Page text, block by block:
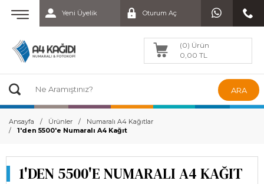
Yeni Üyelik Oturum Aç
(0) Ürün
0,00 TL
ARA
Ansayfa Ürünler
Numaralı A4 Kağıtlar
1'den 5500'e Numaralı A4 Kağıt
1'DEN 5500'E NUMARALI A4 KAĞIT